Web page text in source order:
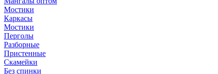
Мостики
Каркасы
Мостики
Перголы
Разборные
Пристенные
Скамейки
Без спинки